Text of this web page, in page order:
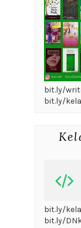
bit.ly/
bit.ly/
bit.ly/
bit.ly/